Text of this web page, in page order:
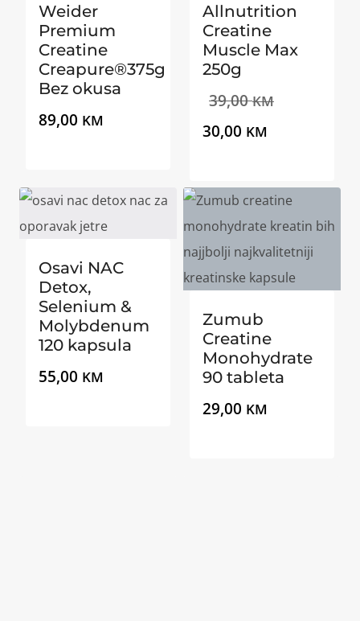
Weider
Premium
Creatine
Creapure®375g
Bez okusa
89,00 KM
Allnutrition
Creatine
Muscle Max
250g
39,00KMIzvorna
je:
39,00 KM.
30,00 KM
je:
30,00 KM.
Osavi NAC
Detox,
Selenium &
Molybdenum
120 kapsula
55,00 KM
Zumub
Creatine
Monohydrate
90 tableta
29,00 KM